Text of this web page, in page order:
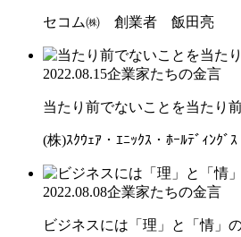
セコム㈱ 創業者 飯田亮
2022.08.15企業家たちの金言
当たり前でないことを当たり
(株)ｽｸｳｪｱ・ｴﾆｯｸｽ・ﾎｰﾙﾃﾞｨﾝ
2022.08.08企業家たちの金言
ビジネスには「理」と「情」